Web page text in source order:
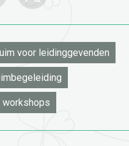
voor leidinggevenden
workshops